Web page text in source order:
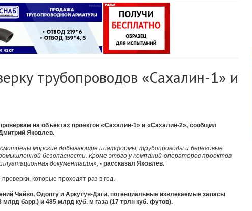
трубопроводов «Сахалин-1» и
на объектах проектов «Сахалин-1» и «Сахалин-2», сообщил
Яковлев.
морские добывающие платформы, трубопроводы и береговые
безопасности. Кроме этого у компаний-операторов проектов
документация», - рассказал Яковлев.
которые проходят раз в год.
Чайво, Одопту и Аркутун-Даги, потенциальные извлекаемые запасы
барр.) и 485 млрд куб. м газа (17 трлн куб. футов).